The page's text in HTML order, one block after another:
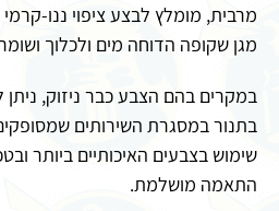
מרבית, מומלץ לבצע ציפוי ננו-
מגן שקופה הדוחה מים ולכלוך
במקרים בהם הצבע כבר ניזוק,
בתנור במסגרת השירותים
שימוש בצבעים האיכותיים ביותר
התאמה מושלמת.